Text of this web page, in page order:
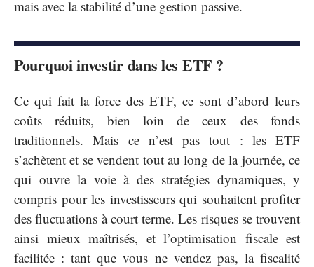
mais avec la stabilité d’une gestion passive.
Pourquoi investir dans les ETF ?
Ce qui fait la force des ETF, ce sont d’abord leurs
coûts réduits, bien loin de ceux des fonds
traditionnels. Mais ce n’est pas tout : les ETF
s’achètent et se vendent tout au long de la journée, ce
qui ouvre la voie à des stratégies dynamiques, y
compris pour les investisseurs qui souhaitent profiter
des fluctuations à court terme. Les risques se trouvent
ainsi mieux maîtrisés, et l’optimisation fiscale est
facilitée : tant que vous ne vendez pas, la fiscalité